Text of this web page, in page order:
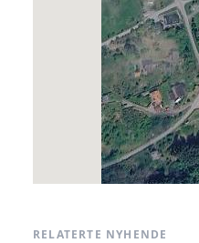
Kategoriar
RELATERTE NYHENDE